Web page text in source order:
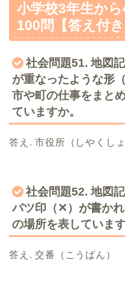
小学校3年生か
100問【答え付き
社会問題51. 地図
が重なったような形
市や町の仕事をまと
ていますか。
答え. 市役所（しやくしょ
社会問題52. 地図
バツ印（✕）が書か
の場所を表しています
答え. 交番（こうばん）